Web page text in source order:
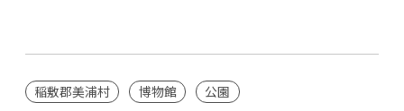
稲敷郡美浦村 博物館 公園